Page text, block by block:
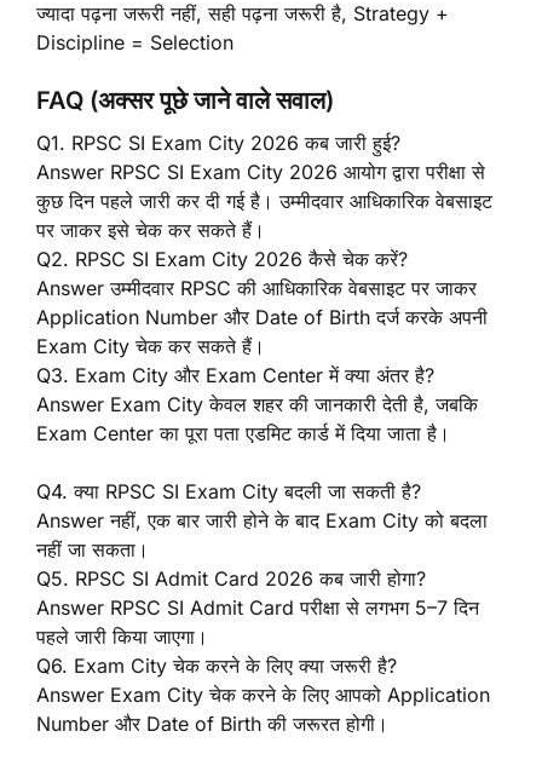
ज्यादा पढ़ना जरूरी नहीं, सही पढ़ना जरूरी है, Strategy +
Discipline = Selection
FAQ (अक्सर पूछे जाने वाले सवाल)
Q1. RPSC SI Exam City 2026 कब जारी हुई?
Answer RPSC SI Exam City 2026 आयोग द्वारा परीक्षा से
कुछ दिन पहले जारी कर दी गई है। उम्मीदवार आधिकारिक वेबसाइट
पर जाकर इसे चेक कर सकते हैं।
Q2. RPSC SI Exam City 2026 कैसे चेक करें?
Answer उम्मीदवार RPSC की आधिकारिक वेबसाइट पर जाकर
Application Number और Date of Birth दर्ज करके अपनी
Exam City चेक कर सकते हैं।
Q3. Exam City और Exam Center में क्या अंतर है?
Answer Exam City केवल शहर की जानकारी देती है, जबकि
Exam Center का पूरा पता एडमिट कार्ड में दिया जाता है।
Q4. क्या RPSC SI Exam City बदली जा सकती है?
Answer नहीं, एक बार जारी होने के बाद Exam City को बदला
नहीं जा सकता।
Q5. RPSC SI Admit Card 2026 कब जारी होगा?
Answer RPSC SI Admit Card परीक्षा से लगभग 5–7 दिन
पहले जारी किया जाएगा।
Q6. Exam City चेक करने के लिए क्या जरूरी है?
Answer Exam City चेक करने के लिए आपको Application
Number और Date of Birth की जरूरत होगी।